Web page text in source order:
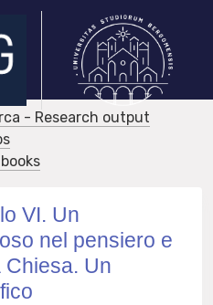
- Research output
VI. Un
nel pensiero e
Un